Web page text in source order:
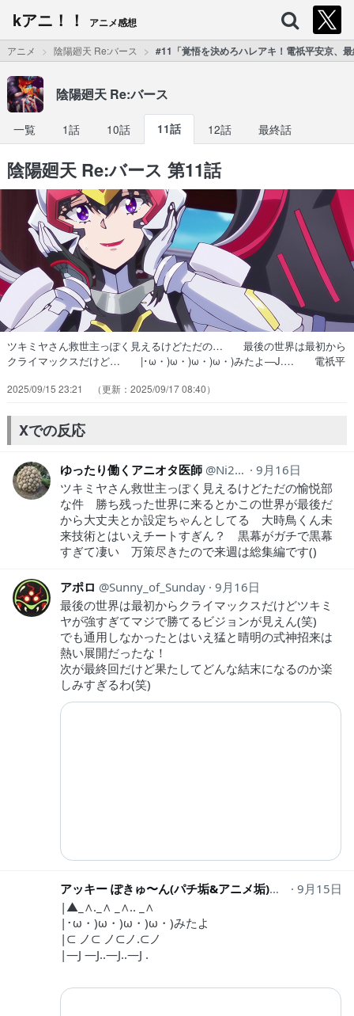
kアニ！！ アニメ感想
アニメ 陰陽廻天 Re:バース #11「覚悟を決めろハレアキ！電祇平安京、
陰陽廻天 Re:バース
一覧 1話 10話 11話 12話 最終話
陰陽廻天 Re:バース 第11話
ツキミヤさん救世主っぽく見えるけどただの… 最後の世界は最初から
クライマックスだけど… |･ω・)ω・)ω・)ω・)みたよ―J.… 電祇平
人々に暴露し晴… 電祇平安京、最終決戦！！」歴史改変の問題…
んが月の住人を滅亡さ… 猛を知ってるアツナガ？前いた世界線だっ
た… そうは言ってもどうせ改心するでしょと思っ…
2025/09/15 23:21 2025/09/17 08:40
Xでの反応
ゆったり働くアニオタ医師 Ni2Ut
9月16日
ツキミヤさん救世主っぽく見えるけどただの愉悦部
な件 勝ち残った世界に来るとかこの世界が最後だ
から大丈夫とか設定ちゃんとしてる 大時鳥くん未
来技術とはいえチートすぎん？ 黒幕がガチで黒幕
すぎて凄い 万策尽きたので来週は総集編です()
アポロ Sunny_of_Sunday 9月16日
最後の世界は最初からクライマックスだけどツキミ
ヤが強すぎてマジで勝てるビジョンが見えん(笑)
でも通用しなかったとはいえ猛と晴明の式神招来は
熱い展開だったな！
次が最終回だけど果たしてどんな結末になるのか楽
しみすぎるわ(笑)
アッキー ぽきゅ〜ん(パチ垢&アニメ垢)時々､スイーツ垢
9月15日
|▲_∧._∧ _∧.. _∧
|･ω・)ω・)ω・)ω・)みたよ
|⊂ ノ⊂ ノ⊂ノ.⊂ノ
|―J ―J..―J..―J .